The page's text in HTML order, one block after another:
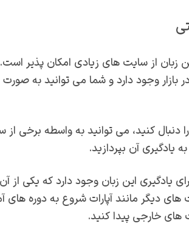
این زبان از سایت های زیادی امکان پذیر
بازار وجود دارد و شما می توانید به
دنبال کنید، می توانید به واسطه برخی
یادگیری آن بپردازید.
یادگیری این زبان وجود دارد که یکی
دیگر مانند آپارات شروع به دوره
های خارجی پیدا کنید.